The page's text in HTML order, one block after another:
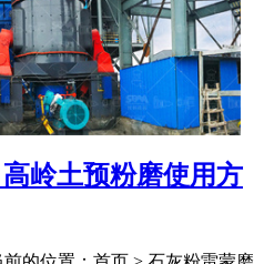
岭土预粉磨使用方